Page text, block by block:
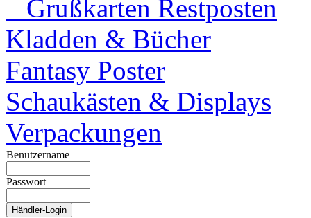
Grußkarten Restposten
Kladden & Bücher
Fantasy Poster
Schaukästen & Displays
Verpackungen
Benutzername
Passwort